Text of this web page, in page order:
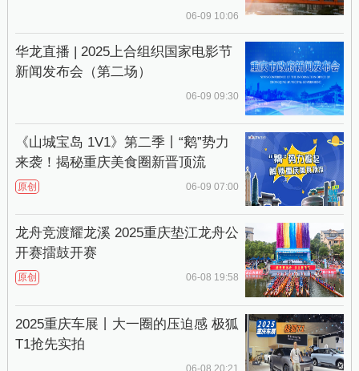
06-09 10:06
华龙直播 | 2025上合组织国家电影节
新闻发布会（第二场）
06-09 09:30
《山城宝岛 1V1》第二季丨“鹅”势力
来袭！揭秘重庆美食圈新晋顶流
原创 06-09 07:00
龙舟竞渡耀龙溪 2025重庆垫江龙舟公
开赛擂鼓开赛
原创 06-08 19:58
2025重庆车展丨大一圈的压迫感 极狐
T1抢先实拍
06-08 20:21